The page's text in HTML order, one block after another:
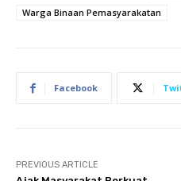
Warga Binaan Pemasyarakatan
Facebook
PREVIOUS ARTICLE